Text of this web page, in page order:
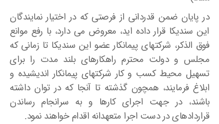
در پایان ضمن قدردانی از فرصتی که در اختیار نمایندگان
این سندیکا قرار داده اید، معروض می دارد، با رفع موانع
فوق الذکر، شرکتهای پیمانکار عضو این سندیکا تا زمانی که
مجلس و دولت محترم راهکارهای بلند مدت را برای
تسهیل محیط کسب و کار شرکتهای پیمانکار اندیشیده و
ابلاغ فرمایند، همچون گذشته تا آنجا که در توان داشته
باشند، در جهت اجرای کارها و به سرانجام رساندن
قراردادهای در دست اجرا متعهدانه اقدام خواهند نمود.